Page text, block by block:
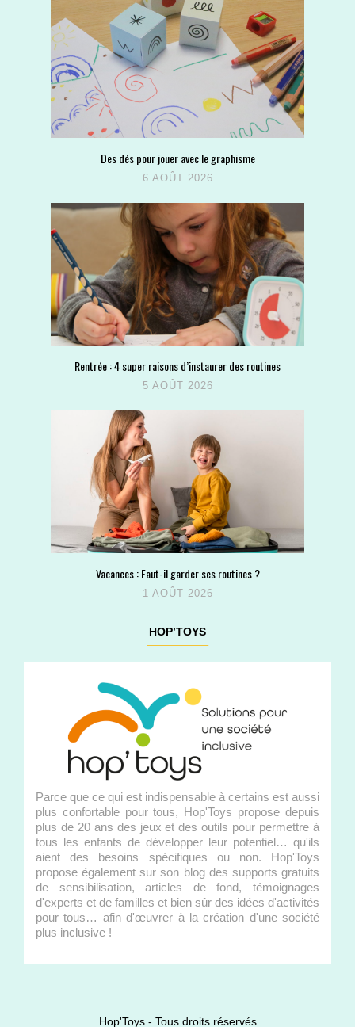
Des dés pour jouer avec le graphisme
6 AOÛT 2026
Rentrée : 4 super raisons d’instaurer des routines
5 AOÛT 2026
Vacances : Faut-il garder ses routines ?
1 AOÛT 2026
HOP’TOYS
Parce que ce qui est indispensable à certains est aussi
plus confortable pour tous, Hop'Toys propose depuis
plus de 20 ans des jeux et des outils pour permettre à
tous les enfants de développer leur potentiel… qu'ils
aient des besoins spécifiques ou non. Hop'Toys
propose également sur son blog des supports gratuits
de sensibilisation, articles de fond, témoignages
d'experts et de familles et bien sûr des idées d'activités
pour tous… afin d'œuvrer à la création d'une société
plus inclusive !
Hop'Toys - Tous droits réservés